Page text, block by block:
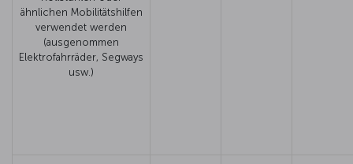
ähnlichen Mobilitätshilfen
verwendet werden
(ausgenommen
Elektrofahrräder, Segways
usw.)